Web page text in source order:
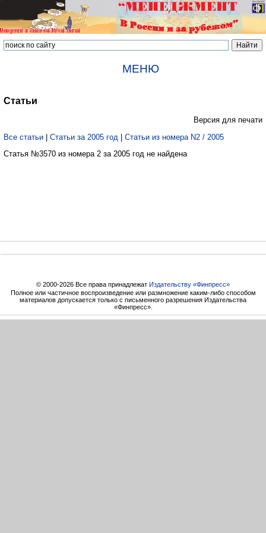
МЕНЮ
Статьи
Версия для печати
Все статьи | Статьи за 2005 год | Статьи из номера N2 / 2005
Статья №3570 из номера 2 за 2005 год не найдена
© 2000-2026 Все права принадлежат Издательству «Финпресс»
Полное или частичное воспроизведение или размножение каким-либо способом
материалов допускается только с письменного разрешения Издательства
«Финпресс».